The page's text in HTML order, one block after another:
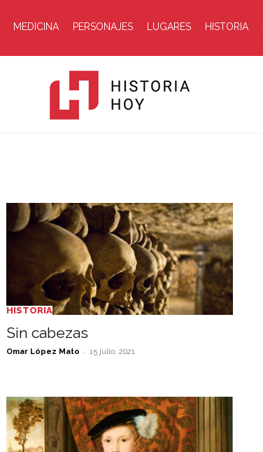
MEDICINA PERSONAJES LUGARES HISTORIA
Hoy
HISTORIA
Sin cabezas
Omar López Mato - 15 julio, 2021